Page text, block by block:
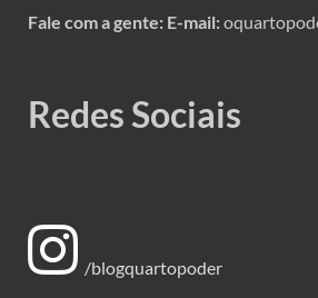
Fale com a gente: E-mail:
Redes Sociais
/blogquartopoder